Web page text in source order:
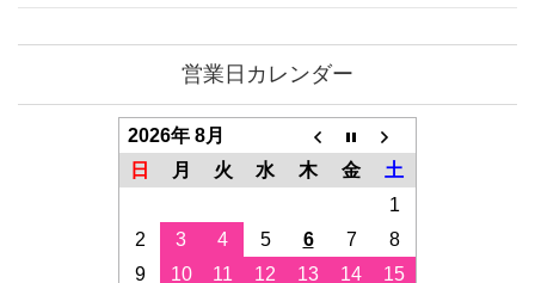
営業日カレンダー
2026年 8月
日
月 火 水 木 金
土
1
2
3 4 5 6 7
8
9
10 11 12 13 14
15